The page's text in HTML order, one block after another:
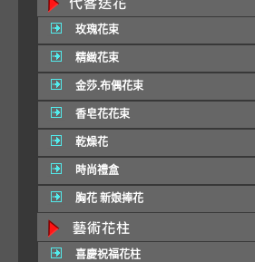
玫瑰花束
精緻花束
金莎.布偶花束
香皂花花束
乾燥花
時尚禮盒
胸花 新娘捧花
喜慶祝福花柱